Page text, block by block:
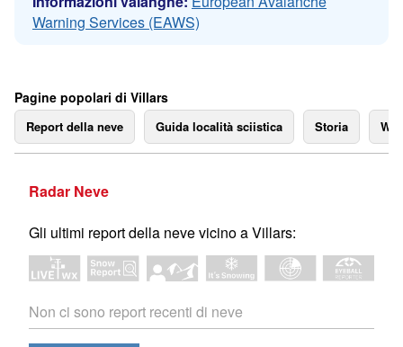
Warning Services (EAWS)
Pagine popolari di Villars
Report della neve Guida località sciistica Storia
Radar Neve
Gli ultimi report della neve vicino a Villars:
Non ci sono report recenti di neve